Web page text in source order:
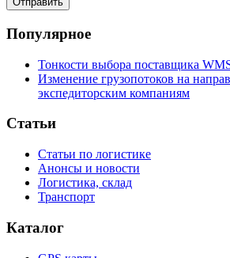
Популярное
Тонкости выбора поставщика
Изменение грузопотоков на
экспедиторским компаниям
Статьи
Статьи по логистике
Анонсы и новости
Логистика, склад
Транспорт
Каталог